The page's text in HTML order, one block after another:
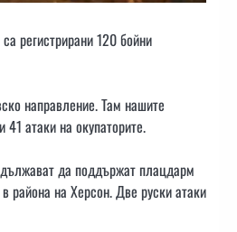
регистрирани 120 бойни
направление. Там нашите
атаки на окупаторите.
да поддържат плацдарм
района на Херсон. Две руски атаки